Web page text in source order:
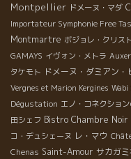
Montpellier ドメーヌ・マダ
Importateur Symphonie Free
Montmartre ボジョレ・クリス
GAMAYS イヴォン・メトラ
タケモト ドメーヌ・ダミアン・
Vergnes et Marion Kergines Wabi
Dégustation エノ・コネクショ
田シェフ Bistro Chambre Noir
コ・デュシェーヌ レ・マウ
Chenas Saint-Amour サカガ